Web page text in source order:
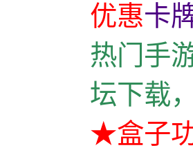
优惠卡
热门手
坛下载
★盒子